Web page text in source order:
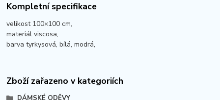
Kompletní specifikace
velikost 100×100 cm,
materiál viscosa,
barva tyrkysová, bílá, modrá,
Zboží zařazeno v kategoriích
DÁMSKÉ ODĚVY